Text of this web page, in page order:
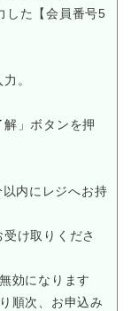
した【会員番号5
。
」ボタンを押
内にレジへお持
け取りくださ
効になります
順次、お申込み